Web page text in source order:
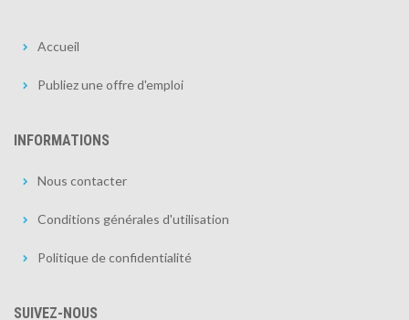
Accueil
Publiez une offre d'emploi
INFORMATIONS
Nous contacter
Conditions générales d'utilisation
Politique de confidentialité
SUIVEZ-NOUS